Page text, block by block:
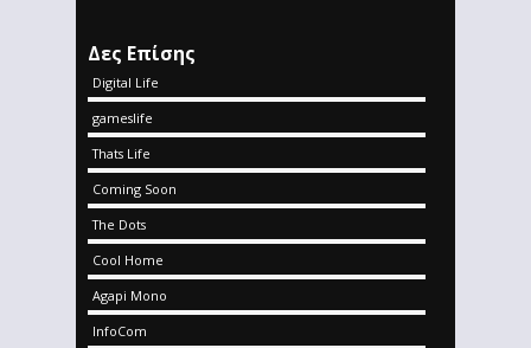
Δες Επίσης
Digital Life
gameslife
Thats Life
Coming Soon
The Dots
Cool Home
Agapi Mono
InfoCom